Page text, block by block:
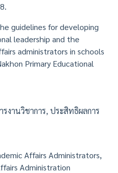
guidelines for developing
leadership and the
administrators in schools
Primary Educational
งานวิชาการ, ประสิทธิผลการ
Affairs Administrators,
Administration